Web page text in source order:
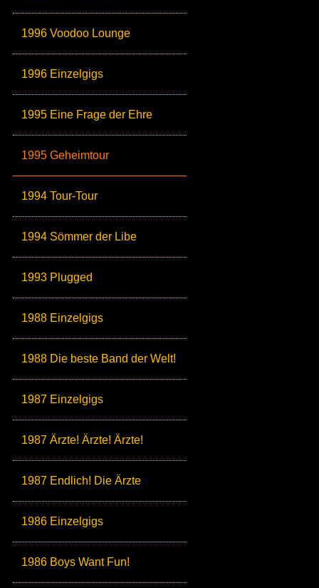
1996 Voodoo Lounge
1996 Einzelgigs
1995 Eine Frage der Ehre
1995 Geheimtour
1994 Tour-Tour
1994 Sömmer der Libe
1993 Plugged
1988 Einzelgigs
1988 Die beste Band der Welt!
1987 Einzelgigs
1987 Ärzte! Ärzte! Ärzte!
1987 Endlich! Die Ärzte
1986 Einzelgigs
1986 Boys Want Fun!